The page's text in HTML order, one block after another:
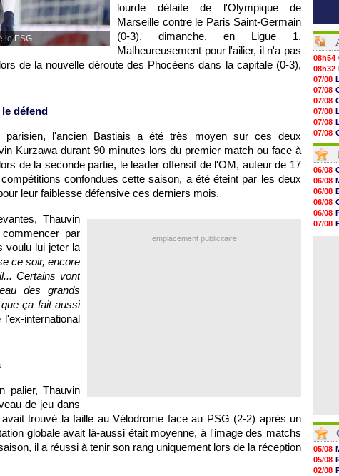
le PSG.
lourde défaite de l'Olympique de
Marseille contre le Paris Saint-Germain
(0-3), dimanche, en Ligue 1.
Malheureusement pour l'ailier, il n'a pas
de la nouvelle déroute des Phocéens dans la capitale (0-3),
défend
parisien, l'ancien Bastiais a été très moyen sur ces deux
Kurzawa durant 90 minutes lors du premier match ou face à
de la seconde partie, le leader offensif de l'OM, auteur de 17
confondues cette saison, a été éteint par les deux
leur faiblesse défensive ces derniers mois.
emplacement publicitaire
Thauvin
par
voulu lui jeter la
ce soir, encore
Certains vont
des grands
ça fait aussi
international
palier, Thauvin
de jeu dans
trouvé la faille au Vélodrome face au PSG (2-2) après un
globale avait là-aussi était moyenne, à l'image des matchs
il a réussi à tenir son rang uniquement lors de la réception
08h54
08h32
07/08
07/08
07/08
07/08
07/08
07/08
07/08
07/08
07/08
07/08
07/08
07/08
07/08
07/08
07/08
06/08
06/08
06/08
06/08
06/08
07/08
05/08
05/08
02/08